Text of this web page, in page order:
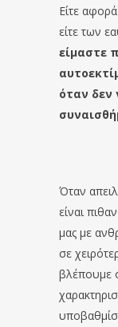
Είτε
είτε των
είμαστε
όταν δεν
Όταν
είναι
μας με
σε
βλέπουμε